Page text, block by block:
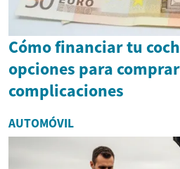
Cómo financiar tu
opciones para
complicaciones
AUTOMÓVIL